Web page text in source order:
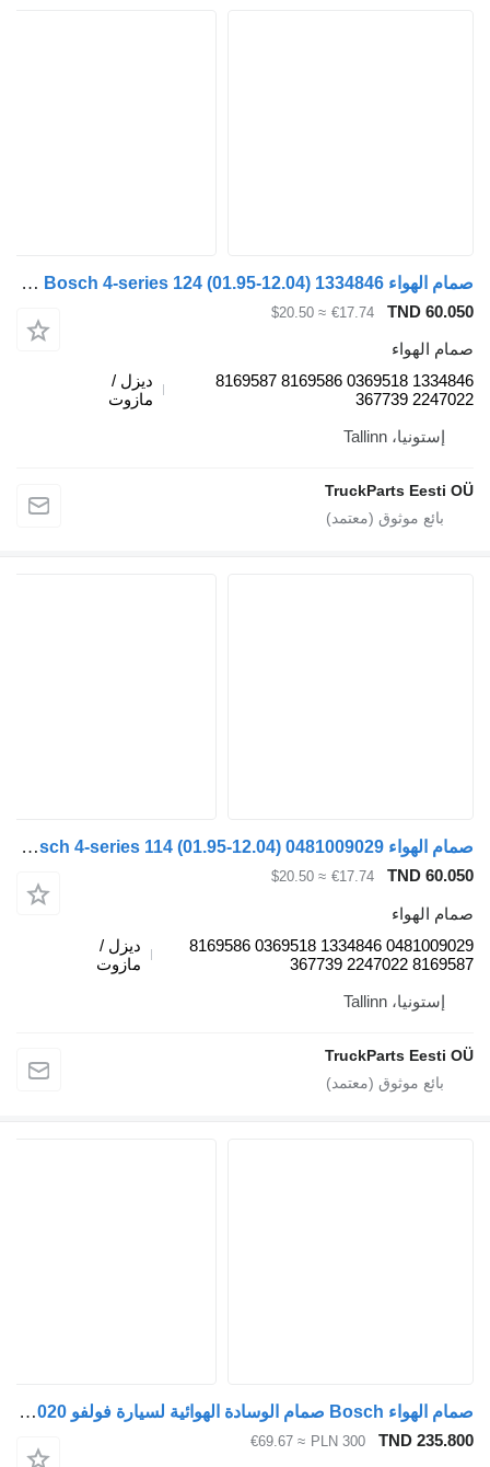
صمام الهواء Bosch 4-series 124 (01.95-12.04) 1334846 لـ السيارات القاطرة Scania 4-series (1995-2006)
TND
€17.74
≈ $20.50
الهواء
1334846 0369518 8169586 8169587
2247022
ديزل /
مازوت
إستونيا، Tallinn
TruckParts Eesti
صمام الهواء Bosch 4-series 114 (01.95-12.04) 0481009029 لـ السيارات القاطرة Scania 4-series (1995-2006)
TND
€17.74
≈ $20.50
الهواء
0481009029 1334846 0369518 8169586
8169587 2247022
ديزل /
مازوت
إستونيا، Tallinn
TruckParts Eesti
صمام الهواء Bosch صمام الوسادة الهوائية لسيارة فولفو FM FH 12 13 0501100020 لـ السيارات القاطرة
TND
PLN 300
≈ €69.67